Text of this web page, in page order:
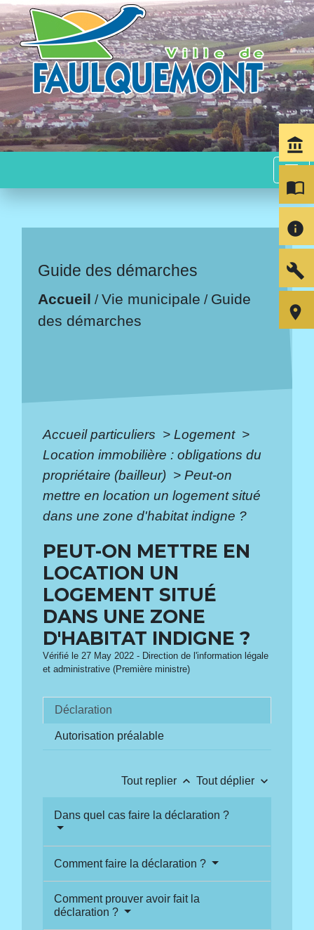
menu
Guide des démarches
Accueil /Vie municipale / Guide
des démarches
Accueil particuliers > Logement >
Location immobilière : obligations du
propriétaire (bailleur) > Peut-on
mettre en location un logement situé
dans une zone d'habitat indigne ?
PEUT-ON METTRE EN
LOCATION UN
LOGEMENT SITUÉ
DANS UNE ZONE
D'HABITAT INDIGNE ?
Vérifié le 27 May 2022 - Direction de l'information légale
et administrative (Première ministre)
Déclaration
Autorisation préalable
Tout replier keyboard_arrow_up Tout déplier keyboard_arrow_down
Dans quel cas faire la déclaration ?
Comment faire la déclaration ?
Comment prouver avoir fait la
déclaration ?
account_balance
import_contacts
info
build
room